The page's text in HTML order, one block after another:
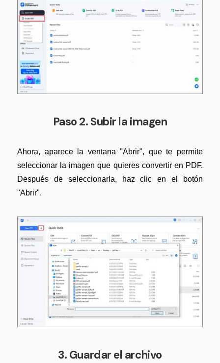
Paso 2. Subir la imagen
Ahora, aparece la ventana "Abrir", que te permite
seleccionar la imagen que quieres convertir en PDF.
Después de seleccionarla, haz clic en el botón
"Abrir".
3. Guardar el archivo